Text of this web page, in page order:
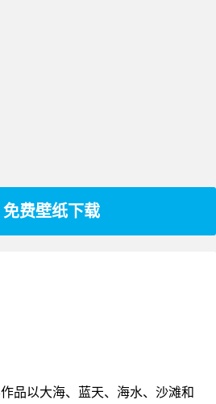
免费壁纸下载
品以大海、蓝天、海水、沙滩和